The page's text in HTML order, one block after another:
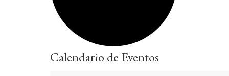
Calendario de Eventos